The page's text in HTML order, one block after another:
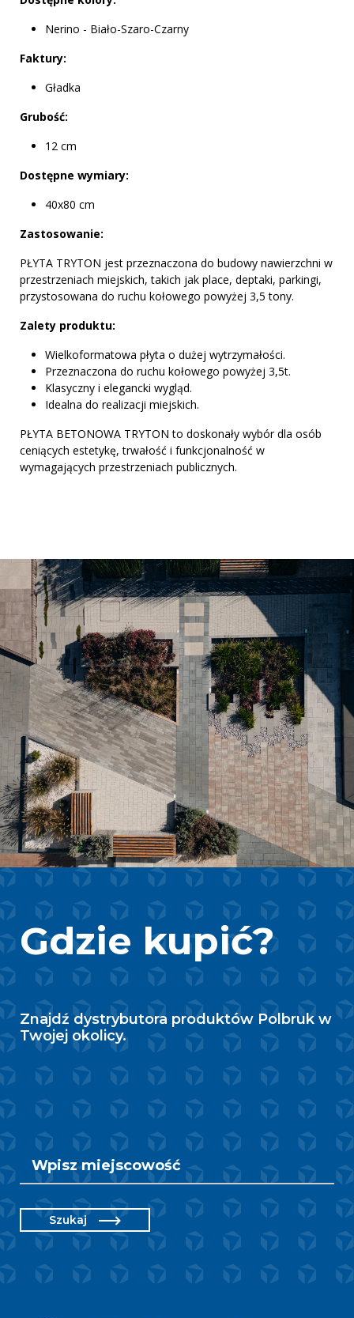
Nerino - Biało-Szaro-Czarny
Faktury:
Gładka
Grubość:
12 cm
Dostępne wymiary:
40x80 cm
Zastosowanie:
PŁYTA TRYTON jest przeznaczona do budowy nawierzchni w
przestrzeniach miejskich, takich jak place, deptaki, parkingi,
przystosowana do ruchu kołowego powyżej 3,5 tony.
Zalety produktu:
Wielkoformatowa płyta o dużej wytrzymałości.
Przeznaczona do ruchu kołowego powyżej 3,5t.
Klasyczny i elegancki wygląd.
Idealna do realizacji miejskich.
PŁYTA BETONOWA TRYTON to doskonały wybór dla osób
ceniących estetykę, trwałość i funkcjonalność w
wymagających przestrzeniach publicznych.
Gdzie kupić?
Znajdź dystrybutora produktów Polbruk w
Twojej okolicy.
Szukaj